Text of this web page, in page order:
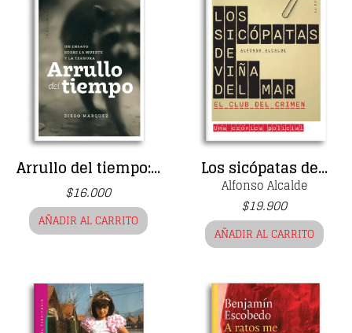
Arrullo del tiempo:...
$16.000
AÑADIR AL CARRITO
Los sicópatas de...
$19.900
Alfonso Alcalde
AÑADIR AL CARRITO